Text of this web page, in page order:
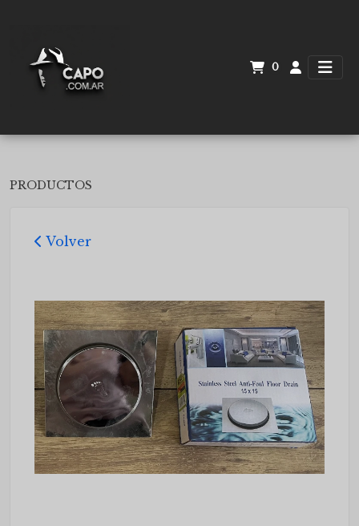
0
PRODUCTOS
Volver